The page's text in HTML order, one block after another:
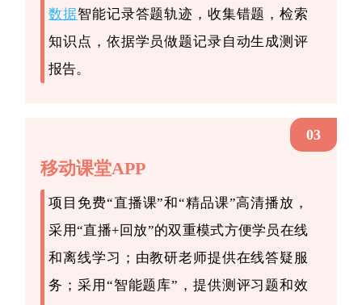
数据智能记录答题轨迹，收集错题，检索
知识点，依据学员做题记录自动生成测评
报告。
03
移动课堂APP
项目免费“直播课”和“精品课”高清播放，
采用“直播+回放”的双重模式方便学员在线
和离线学习；由教研老师提供在线答疑服
务；采用“智能题库”，提供测评习题和效